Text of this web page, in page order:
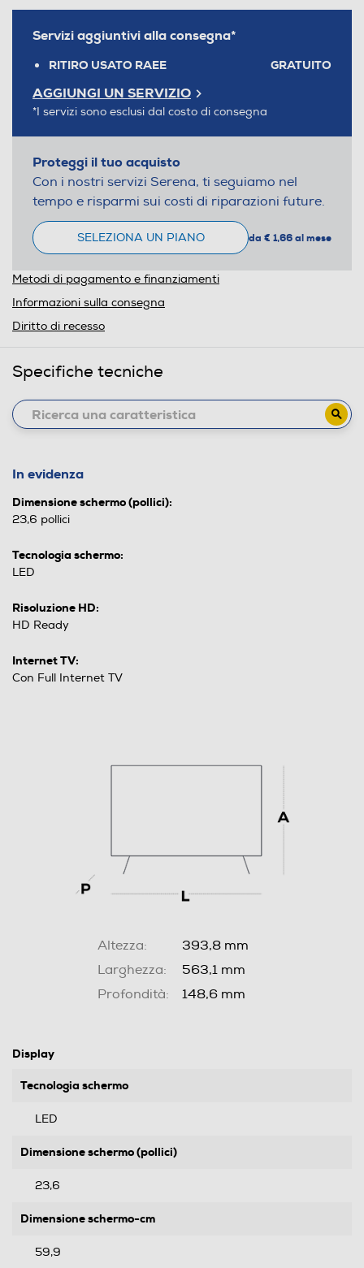
Servizi aggiuntivi alla consegna*
RITIRO USATO RAEE GRATUITO
AGGIUNGI UN SERVIZIO
*I servizi sono esclusi dal costo di consegna
Proteggi il tuo acquisto
Con i nostri servizi Serena, ti seguiamo nel
tempo e risparmi sui costi di riparazioni future.
SELEZIONA UN PIANO da € 1,66 al mese
Metodi di pagamento e finanziamenti
Informazioni sulla consegna
Diritto di recesso
Specifiche tecniche
In evidenza
Dimensione schermo (pollici):
23,6 pollici
Tecnologia schermo:
LED
Risoluzione HD:
HD Ready
Internet TV:
Con Full Internet TV
Altezza:
393,8 mm
Larghezza:
563,1 mm
Profondità:
148,6 mm
Display
Tecnologia schermo
LED
Dimensione schermo (pollici)
23,6
Dimensione schermo-cm
59,9